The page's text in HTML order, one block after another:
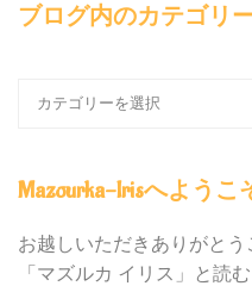
ブログ内のカテゴリ
の
テ
ゴ
Mazourka-Irisへようこ
お越しいただきありがとう
「マズルカ イリス」と読